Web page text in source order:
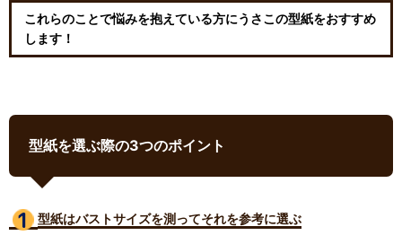
これらのことで悩みを抱えている方にうさこの型紙をおすすめ
します！
型紙を選ぶ際の3つのポイント
型紙はバストサイズを測ってそれを参考に選ぶ